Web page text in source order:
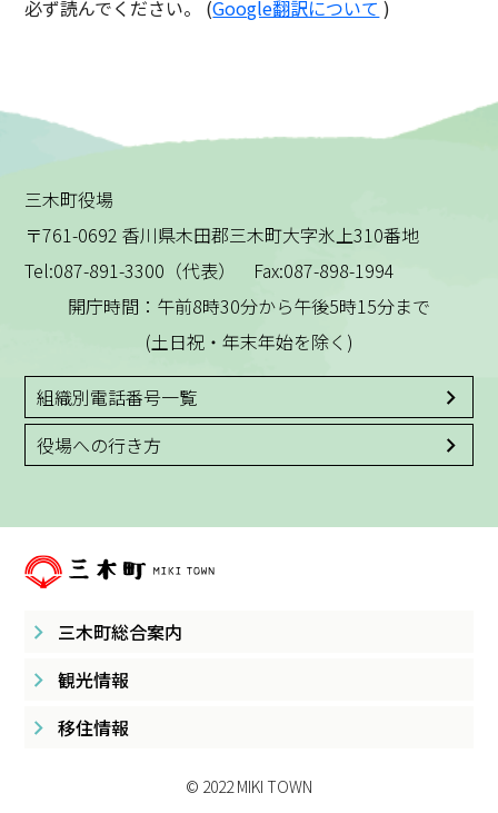
必ず読んでください。 (Google翻訳について )
三木町役場
〒761-0692 香川県木田郡三木町大字氷上310番地
Tel:087-891-3300（代表） Fax:087-898-1994
開庁時間：午前8時30分から午後5時15分まで
(土日祝・年末年始を除く)
組織別電話番号一覧
役場への行き方
三木町総合案内
観光情報
移住情報
© 2022 MIKI TOWN